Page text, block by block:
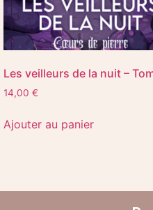
Les veilleurs de la nuit –
14,00 €
Ajouter au panier